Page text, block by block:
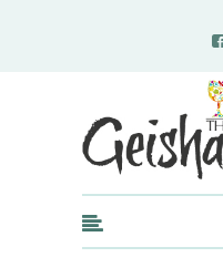
Geisha Gourmet